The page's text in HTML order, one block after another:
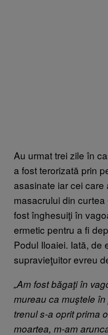
Au urmat trei zile în
a fost terorizată prin
asasinate iar cei care
masacrului din
fost înghesuiţi în
ermetic pentru a fi
Podul Iloaiei. Iată, de
supravieţuitor evreu
„Am fost băgaţi în
mureau ca muştele
trenul s-a oprit prima
moartea, m-am